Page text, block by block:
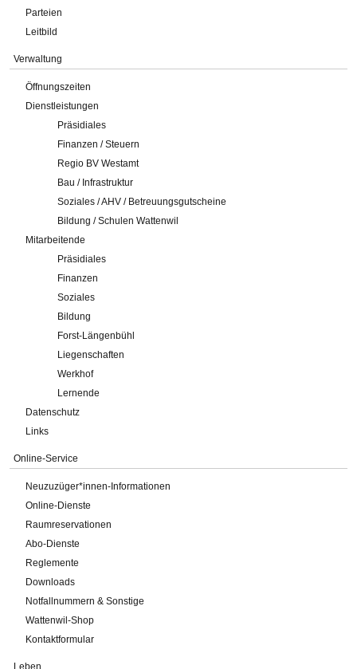
Parteien
Leitbild
Verwaltung
Öffnungszeiten
Dienstleistungen
Präsidiales
Finanzen / Steuern
Regio BV Westamt
Bau / Infrastruktur
Soziales / AHV / Betreuungsgutscheine
Bildung / Schulen Wattenwil
Mitarbeitende
Präsidiales
Finanzen
Soziales
Bildung
Forst-Längenbühl
Liegenschaften
Werkhof
Lernende
Datenschutz
Links
Online-Service
Neuzuzüger*innen-Informationen
Online-Dienste
Raumreservationen
Abo-Dienste
Reglemente
Downloads
Notfallnummern & Sonstige
Wattenwil-Shop
Kontaktformular
Leben